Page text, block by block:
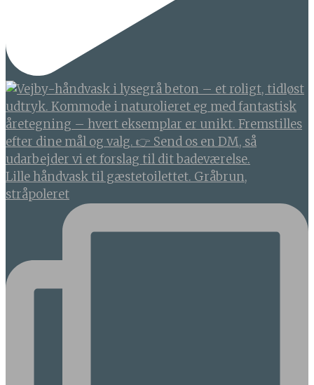
Lille håndvask til gæstetoilettet. Gråbrun,
stråpoleret